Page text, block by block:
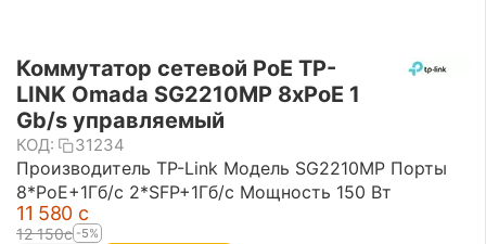
Коммутатор сетевой PoE TP-
LINK Omada SG2210MP 8xPoE 1
Gb/s управляемый
КОД: 31234
Производитель TP-Link Модель SG2210MP Порты
8*PoE+1Гб/с 2*SFP+1Гб/с Мощность 150 Вт
11 580 с
12 150с -5%